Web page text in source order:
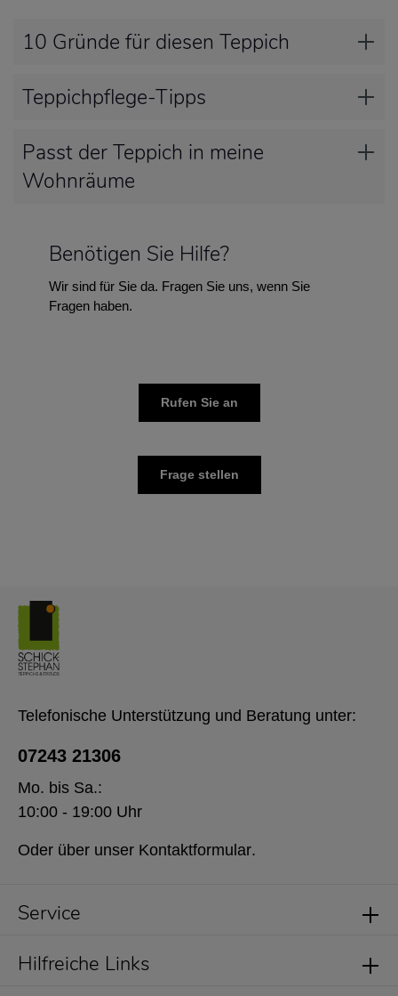
10 Gründe für diesen Teppich
Teppichpflege-Tipps
Passt der Teppich in meine
Wohnräume
Benötigen Sie Hilfe?
Wir sind für Sie da. Fragen Sie uns, wenn Sie
Fragen haben.
Rufen Sie an
Frage stellen
Service
Telefonische Unterstützung und Beratung unter:
07243 21306
Mo. bis Sa.:
10:00 - 19:00 Uhr
Oder über unser Kontaktformular.
Hilfreiche Links